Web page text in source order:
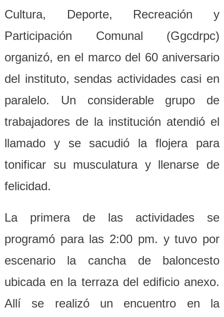
Cultura, Deporte, Recreación y
Participación Comunal (Ggcdrpc)
organizó, en el marco del 60 aniversario
del instituto, sendas actividades casi en
paralelo. Un considerable grupo de
trabajadores de la institución atendió el
llamado y se sacudió la flojera para
tonificar su musculatura y llenarse de
felicidad.
La primera de las actividades se
programó para las 2:00 pm. y tuvo por
escenario la cancha de baloncesto
ubicada en la terraza del edificio anexo.
Allí se realizó un encuentro en la